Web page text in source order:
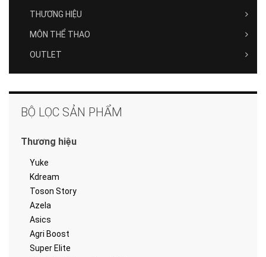
THƯƠNG HIỆU
MÔN THỂ THAO
OUTLET
BỘ LỌC SẢN PHẨM
Thương hiệu
Yuke
Kdream
Toson Story
Azela
Asics
Agri Boost
Super Elite